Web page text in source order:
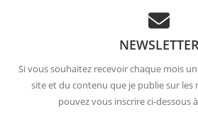
NEWSLETTER
Si vous souhaitez recevoir chaque mois
site et du contenu que je publie sur les
pouvez vous inscrire ci-dessous